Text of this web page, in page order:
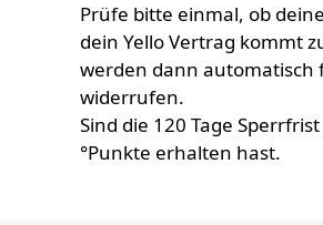
Prüfe bitte einmal, ob
dein Yello Vertrag kommt
werden dann automatisch
widerrufen.
Sind die 120 Tage
°Punkte erhalten hast.